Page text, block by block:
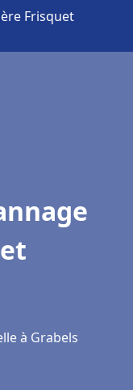
Frisquet
à Grabels